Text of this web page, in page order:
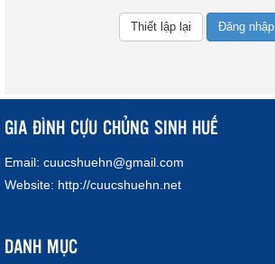
Đăng nhập
GIA ĐÌNH CỰU CHỦNG SINH HUẾ
Email: cuucshuehn@gmail.com
Website: http://cuucshuehn.net
DANH MỤC